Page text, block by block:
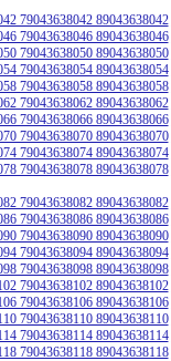
79043638042 89043638042
79043638046 89043638046
79043638050 89043638050
79043638054 89043638054
79043638058 89043638058
79043638062 89043638062
79043638066 89043638066
79043638070 89043638070
79043638074 89043638074
79043638078 89043638078
79043638082 89043638082
79043638086 89043638086
79043638090 89043638090
79043638094 89043638094
79043638098 89043638098
79043638102 89043638102
79043638106 89043638106
79043638110 89043638110
79043638114 89043638114
79043638118 89043638118